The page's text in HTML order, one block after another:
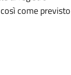
come previsto